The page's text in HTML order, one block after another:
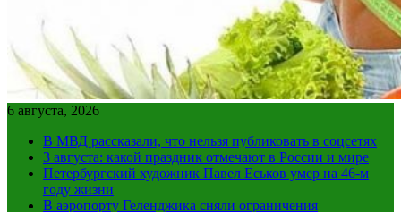
6 августа, 2026
В МВД рассказали, что нельзя публиковать в соцсетях
3 августа: какой праздник отмечают в России и мире
Петербургский художник Павел Еськов умер на 46-м
году жизни
В аэропорту Геленджика сняли ограничения